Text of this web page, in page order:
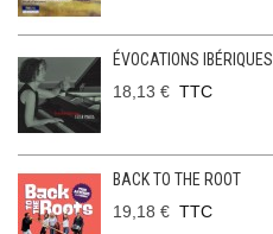
ÉVOCATIONS IBÉRIQUES
18,13 € TTC
BACK TO THE ROOT
19,18 € TTC